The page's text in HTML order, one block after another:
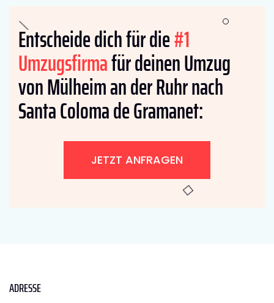
Entscheide dich für die#1
Umzugsfirmafür deinen Umzug
von Mülheim an der Ruhr nach
Santa Coloma de Gramanet:
JETZT ANFRAGEN
ADRESSE